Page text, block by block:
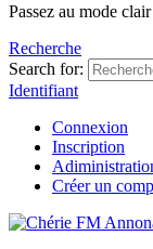
Passez au mode
Recherche
Search for:
Identifiant
Connexion
Inscription
Créer un